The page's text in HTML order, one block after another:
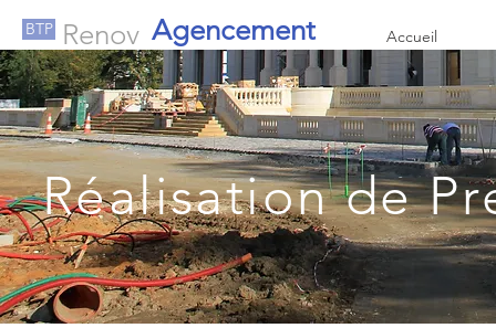
BTP Renov Agencement Accueil
Réalisation de